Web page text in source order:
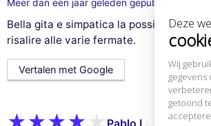
accepteren, weigeren of beheren.
Nooit! Laat me zien
Meer dan een jaar geleden gepubliceerd
Bella gita e simpatica la possibilità di
risalire alle varie fermate.
Vertalen met Google
Pablo L.